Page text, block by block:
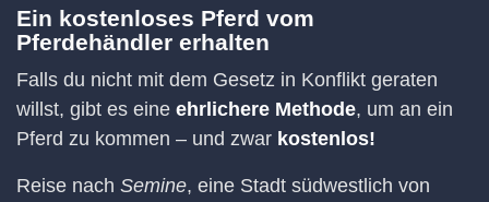
Ein kostenloses Pferd vom
Pferdehändler erhalten
Falls du nicht mit dem Gesetz in Konflikt geraten
willst, gibt es eine ehrlichere Methode, um an ein
Pferd zu kommen – und zwar kostenlos!
Reise nach Semine, eine Stadt südwestlich von